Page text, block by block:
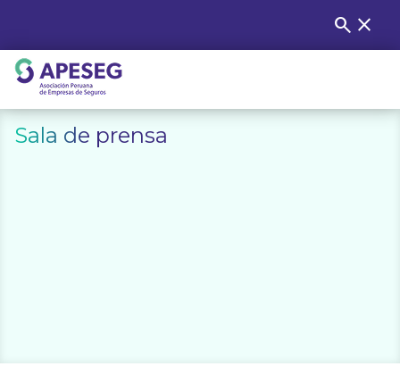
content
Buscar:
search close
APESEG
Sala de prensa